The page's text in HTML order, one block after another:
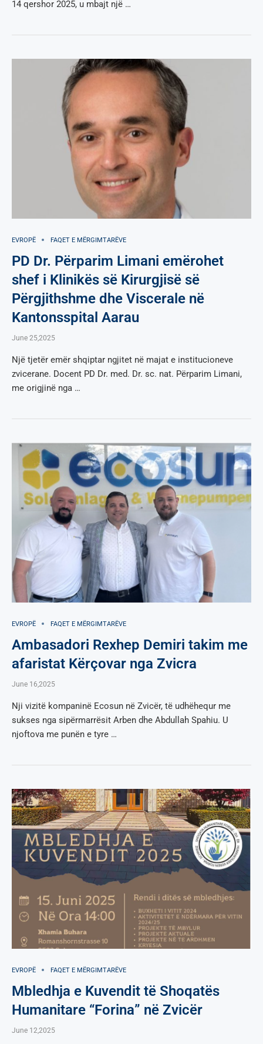
14 qershor 2025, u mbajt një …
EVROPË FAQET E MËRGIMTARËVE
PD Dr. Përparim Limani emërohet
shef i Klinikës së Kirurgjisë së
Përgjithshme dhe Viscerale në
Kantonsspital Aarau
June 25,2025
Një tjetër emër shqiptar ngjitet në majat e institucioneve
zvicerane. Docent PD Dr. med. Dr. sc. nat. Përparim Limani,
me origjinë nga …
EVROPË FAQET E MËRGIMTARËVE
Ambasadori Rexhep Demiri takim me
afaristat Kërçovar nga Zvicra
June 16,2025
Nji vizitë kompaninë Ecosun në Zvicër, të udhëhequr me
sukses nga sipërmarrësit Arben dhe Abdullah Spahiu. U
njoftova me punën e tyre …
EVROPË FAQET E MËRGIMTARËVE
Mbledhja e Kuvendit të Shoqatës
Humanitare “Forina” në Zvicër
June 12,2025